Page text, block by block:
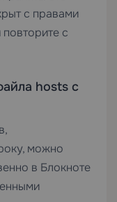
с правами
с
hosts с
можно
в Блокноте